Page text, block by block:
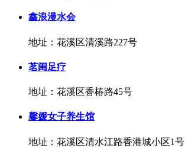
鑫浪漫水会
地址：花溪区清溪路227号
茗闺足疗
地址：花溪区香椿路45号
馨媛女子养生馆
地址：花溪区清水江路香港城小区1号